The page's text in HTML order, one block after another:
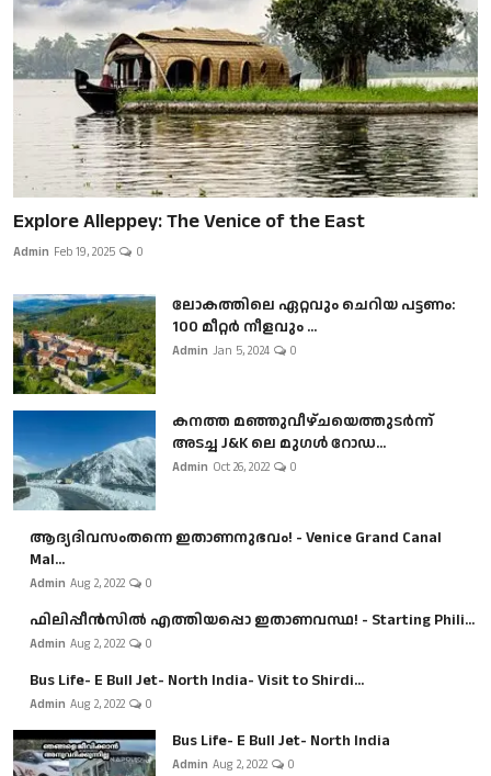
Explore Alleppey: The Venice of the East
Admin Feb 19, 2025 0
ലോകത്തിലെ ഏറ്റവും ചെറിയ പട്ടണം:
100 മീറ്റർ നീളവും ...
Admin Jan 5, 2024 0
കനത്ത മഞ്ഞുവീഴ്ചയെത്തുടർന്ന്
അടച്ച J&K ലെ മുഗൾ റോഡ...
Admin Oct 26, 2022 0
ആദ്യദിവസംതന്നെ ഇതാണനുഭവം! - Venice Grand Canal
Mal...
Admin Aug 2, 2022 0
ഫിലിപ്പീൻസിൽ എത്തിയപ്പൊ ഇതാണവസ്ഥ! - Starting Phili...
Admin Aug 2, 2022 0
Bus Life- E Bull Jet- North India- Visit to Shirdi...
Admin Aug 2, 2022 0
Bus Life- E Bull Jet- North India
Admin Aug 2, 2022 0